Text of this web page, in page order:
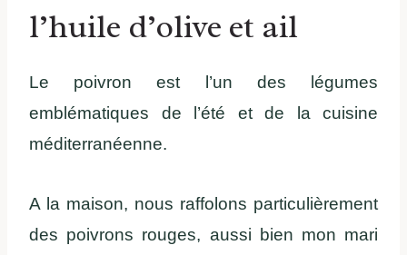
l’huile d’olive et ail
Le poivron est l’un des légumes
emblématiques de l’été et de la cuisine
méditerranéenne.
A la maison, nous raffolons particulièrement
des poivrons rouges, aussi bien mon mari